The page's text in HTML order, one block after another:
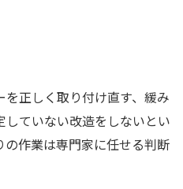
正しく取り付け直す、緩み
ていない改造をしないとい
の作業は専門家に任せる判断